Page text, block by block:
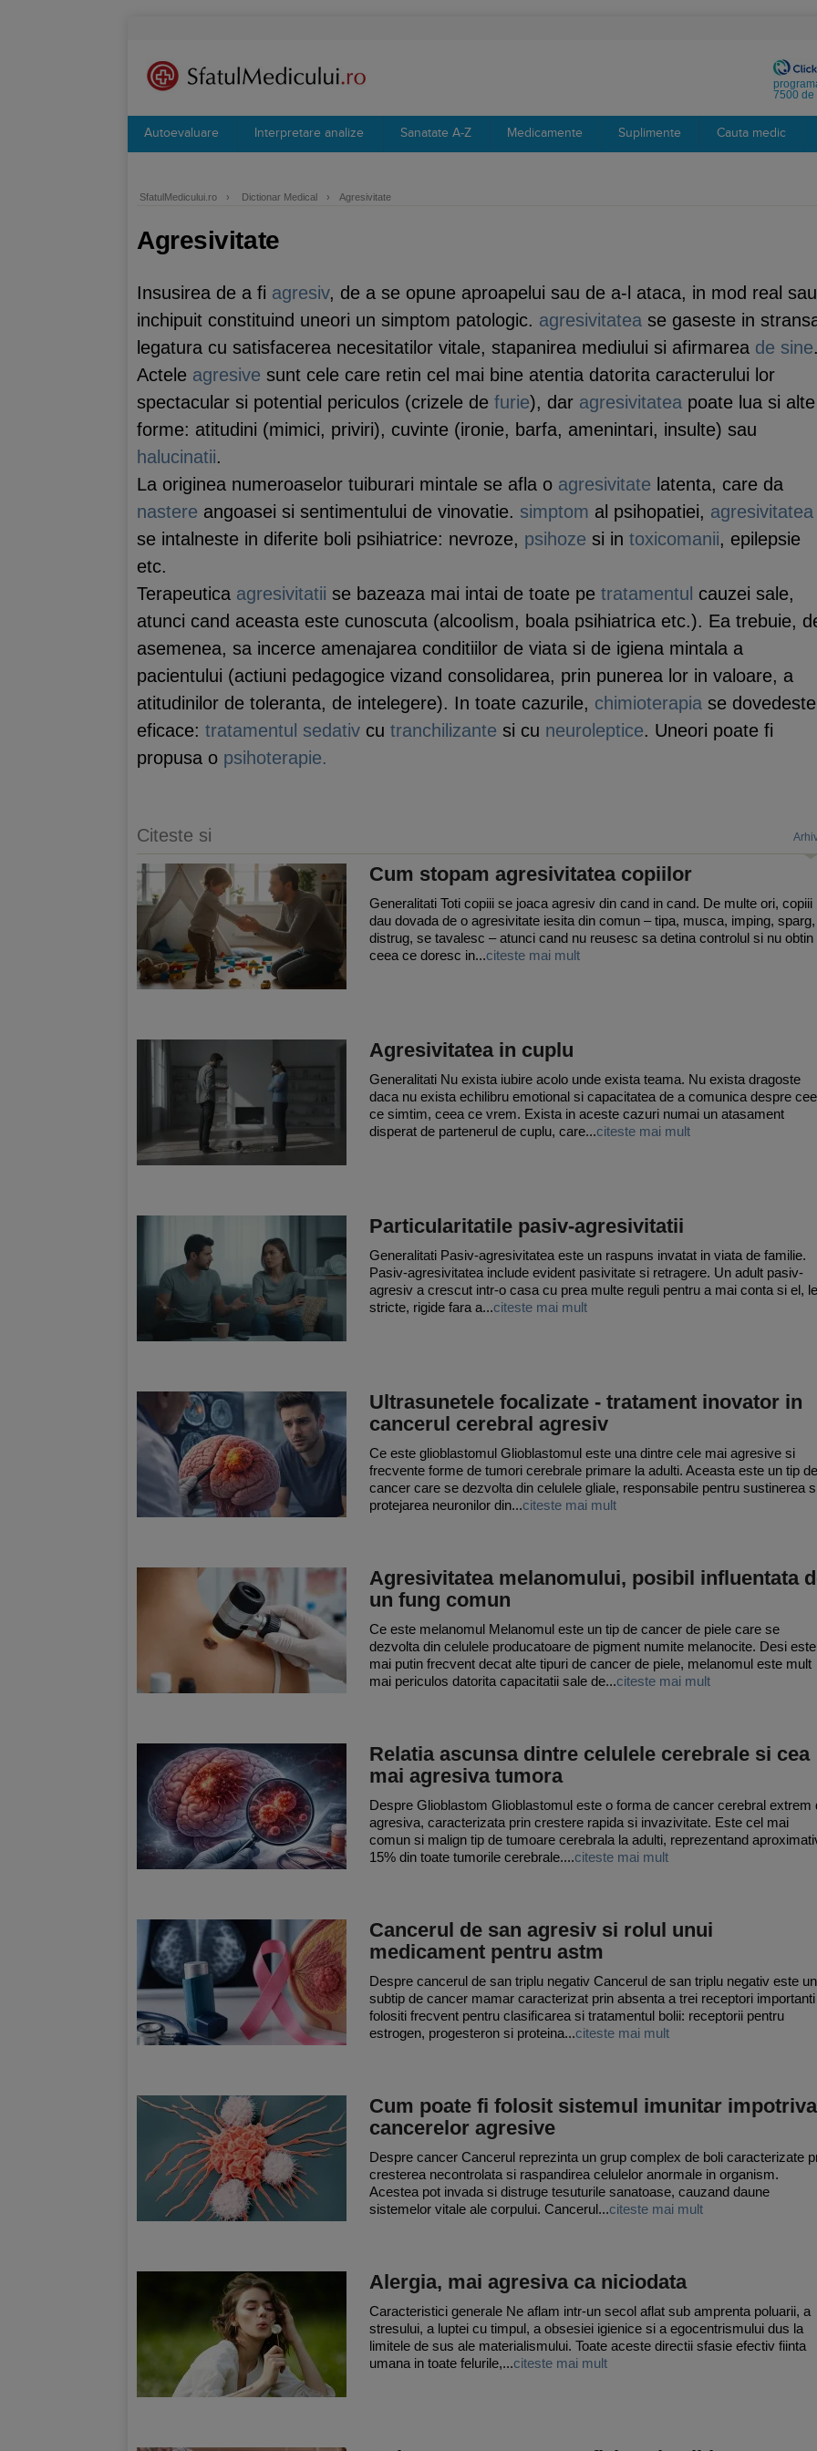
7500 de
Autoevaluare Interpretare analize Sanatate A-Z Medicamente Suplimente Cauta medic
SfatulMedicului.ro › Dictionar Medical › Agresivitate
Agresivitate
Insusirea de a fi agresiv, de a se opune aproapelui sau de a-l ataca, in mod real sau
inchipuit constituind uneori un simptom patologic. agresivitatea se gaseste in
legatura cu satisfacerea necesitatilor vitale, stapanirea mediului si afirmarea de sine
Actele agresive sunt cele care retin cel mai bine atentia datorita caracterului lor
spectacular si potential periculos (crizele de furie), dar agresivitatea poate lua si alte
forme: atitudini (mimici, priviri), cuvinte (ironie, barfa, amenintari, insulte) sau
halucinatii.
La originea numeroaselor tuiburari mintale se afla o agresivitate latenta, care da
nastere angoasei si sentimentului de vinovatie. simptom al psihopatiei, agresivitatea
se intalneste in diferite boli psihiatrice: nevroze, psihoze si in toxicomanii, epilepsie
etc.
Terapeutica agresivitatii se bazeaza mai intai de toate pe tratamentul cauzei sale,
atunci cand aceasta este cunoscuta (alcoolism, boala psihiatrica etc.). Ea trebuie,
asemenea, sa incerce amenajarea conditiilor de viata si de igiena mintala a
pacientului (actiuni pedagogice vizand consolidarea, prin punerea lor in valoare, a
atitudinilor de toleranta, de intelegere). In toate cazurile, chimioterapia se dovedeste
eficace: tratamentul sedativ cu tranchilizante si cu neuroleptice. Uneori poate fi
propusa o psihoterapie.
Citeste si
Cum stopam agresivitatea copiilor
Generalitati Toti copiii se joaca agresiv din cand in cand. De multe ori, copiii
dau dovada de o agresivitate iesita din comun – tipa, musca, imping, sparg,
distrug, se tavalesc – atunci cand nu reusesc sa detina controlul si nu obtin
ceea ce doresc in...citeste mai mult
Agresivitatea in cuplu
Generalitati Nu exista iubire acolo unde exista teama. Nu exista dragoste
daca nu exista echilibru emotional si capacitatea de a comunica despre
ce simtim, ceea ce vrem. Exista in aceste cazuri numai un atasament
disperat de partenerul de cuplu, care...citeste mai mult
Particularitatile pasiv-agresivitatii
Generalitati Pasiv-agresivitatea este un raspuns invatat in viata de familie.
Pasiv-agresivitatea include evident pasivitate si retragere. Un adult pasiv-
agresiv a crescut intr-o casa cu prea multe reguli pentru a mai conta si el,
stricte, rigide fara a...citeste mai mult
Ultrasunetele focalizate - tratament inovator in
cancerul cerebral agresiv
Ce este glioblastomul Glioblastomul este una dintre cele mai agresive si
frecvente forme de tumori cerebrale primare la adulti. Aceasta este un tip de
cancer care se dezvolta din celulele gliale, responsabile pentru sustinerea
protejarea neuronilor din...citeste mai mult
Agresivitatea melanomului, posibil influentata
un fung comun
Ce este melanomul Melanomul este un tip de cancer de piele care se
dezvolta din celulele producatoare de pigment numite melanocite. Desi este
mai putin frecvent decat alte tipuri de cancer de piele, melanomul este mult
mai periculos datorita capacitatii sale de...citeste mai mult
Relatia ascunsa dintre celulele cerebrale si cea
mai agresiva tumora
Despre Glioblastom Glioblastomul este o forma de cancer cerebral extrem
agresiva, caracterizata prin crestere rapida si invazivitate. Este cel mai
comun si malign tip de tumoare cerebrala la adulti, reprezentand
15% din toate tumorile cerebrale....citeste mai mult
Cancerul de san agresiv si rolul unui
medicament pentru astm
Despre cancerul de san triplu negativ Cancerul de san triplu negativ este un
subtip de cancer mamar caracterizat prin absenta a trei receptori importanti
folositi frecvent pentru clasificarea si tratamentul bolii: receptorii pentru
estrogen, progesteron si proteina...citeste mai mult
Cum poate fi folosit sistemul imunitar impotriva
cancerelor agresive
Despre cancer Cancerul reprezinta un grup complex de boli caracterizate
cresterea necontrolata si raspandirea celulelor anormale in organism.
Acestea pot invada si distruge tesuturile sanatoase, cauzand daune
sistemelor vitale ale corpului. Cancerul...citeste mai mult
Alergia, mai agresiva ca niciodata
Caracteristici generale Ne aflam intr-un secol aflat sub amprenta poluarii, a
stresului, a luptei cu timpul, a obsesiei igienice si a egocentrismului dus la
limitele de sus ale materialismului. Toate aceste directii sfasie efectiv fiinta
umana in toate felurile,...citeste mai mult